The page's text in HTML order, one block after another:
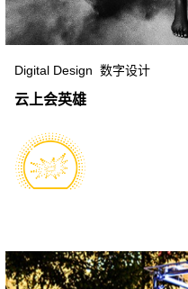
Digital Design 数字设计
云上会英雄